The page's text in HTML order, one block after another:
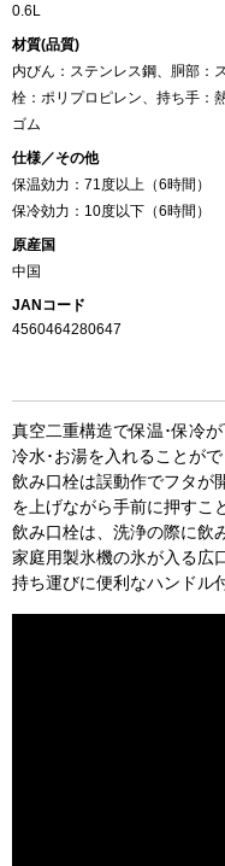
0.6L
材質(品質)
内びん：ステンレス鋼、胴部：
栓：ポリプロピレン、持ち手：
ゴム
仕様／その他
保温効力：71度以上（6時間）
保冷効力：10度以下（6時間）
原産国
中国
JANコード
4560464280647
真空二重構造で保温･保冷
冷水･お湯を入れることが
飲み口栓は誤動作でフタが
を上げながら手前に押すこ
飲み口栓は、洗浄の際に飲
家庭用製氷機の氷が入る広
持ち運びに便利なハンドル